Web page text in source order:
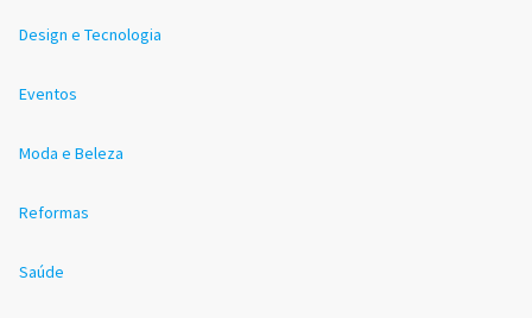
Design e Tecnologia
Eventos
Moda e Beleza
Reformas
Saúde